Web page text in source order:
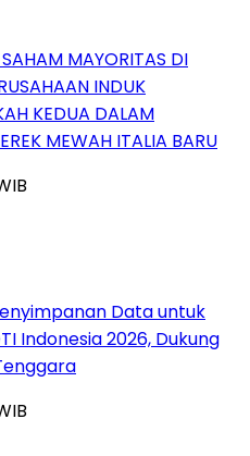
MAYORITAS DI
INDUK
KEDUA DALAM
MEWAH ITALIA BARU
Data untuk
Indonesia 2026, Dukung